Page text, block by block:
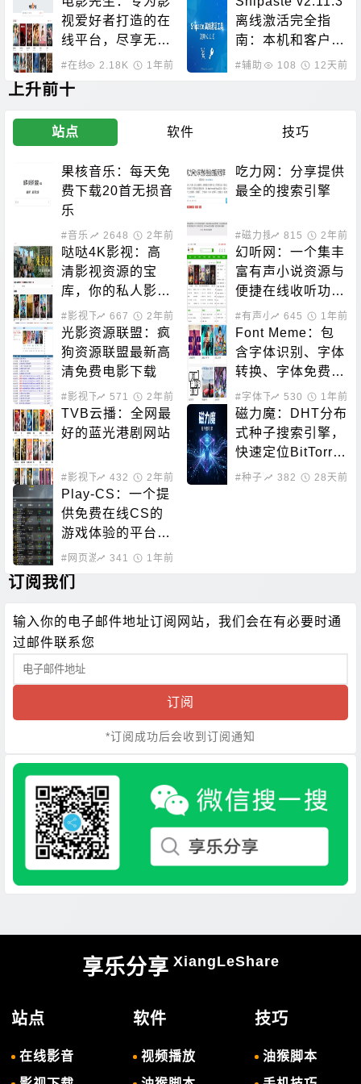
视爱好者打造的在
线平台，尽享无限
观影乐趣
#在线影音 #影视下载
2.18K 1年前
离线激活完全指
南：本机和客户端
双重授权方案
#辅助激活108 12天前
上升前十
站点 软件 技巧
果核音乐：每天免
费下载20首无损音
乐
#音乐下载2648 2年前
吃力网：分享提供
最全的搜索引擎
#磁力搜索815 2年前
哒哒4K影视：高
清影视资源的宝
库，你的私人影院
新选择！
#影视下载 667 2年前
幻听网：一个集丰
富有声小说资源与
便捷在线收听功能
于一体的平台
#有声小说645 1年前
光影资源联盟：疯
狗资源联盟最新高
清免费电影下载
#影视下载 571 2年前
Font Meme：包
含字体识别、字体
转换、字体免费下
载的站点
#字体下载530 1年前
TVB云播：全网最
好的蓝光港剧网站
#影视下载 #在线影音
432 2年前
磁力魔：DHT分布
式种子搜索引擎，
快速定位BitTorre
nt资源
#种子下载 #磁力搜索
382 28天前
Play-CS：一个提
供免费在线CS的
游戏体验的平台，
无需下载即可畅玩
#网页游戏 341 1年前
订阅我们
输入你的电子邮件地址订阅网站，我们会在有必要时通
过邮件联系您
订阅
*订阅成功后会收到订阅通知
享乐分享 XiangLeShare
站点
在线影音
软件
视频播放
技巧
油猴脚本